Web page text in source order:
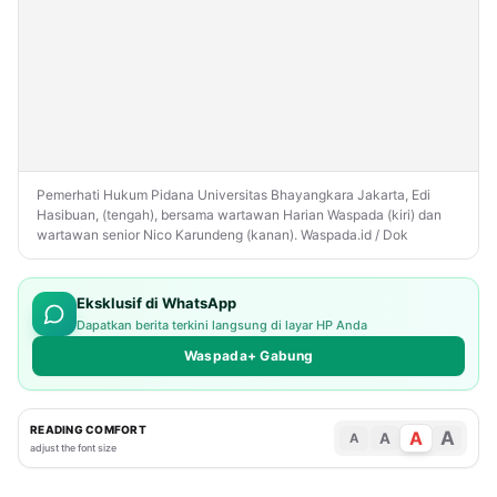
Pemerhati Hukum Pidana Universitas Bhayangkara Jakarta, Edi
Hasibuan, (tengah), bersama wartawan Harian Waspada (kiri) dan
wartawan senior Nico Karundeng (kanan). Waspada.id / Dok
Eksklusif di WhatsApp
Dapatkan berita terkini langsung di layar HP Anda
Waspada+ Gabung
READING COMFORT
adjust the font size
A A A A